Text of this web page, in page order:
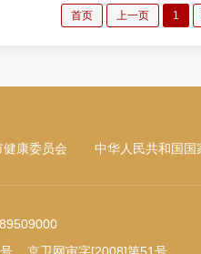
首页 上一页 1
健康委员会 中华人民共和国国